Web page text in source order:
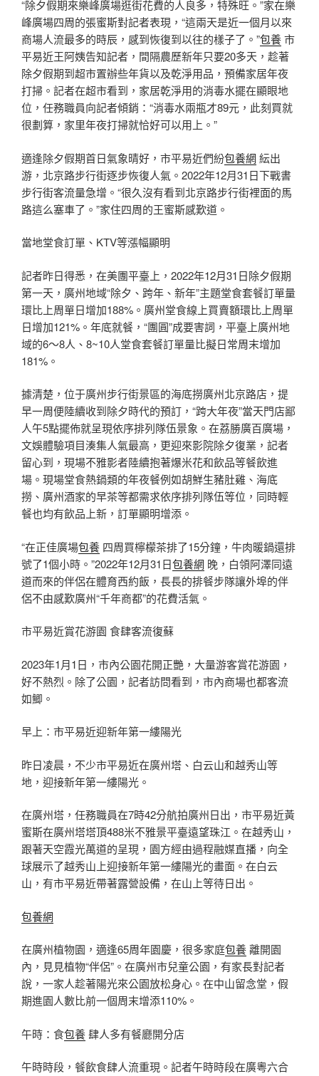
“除夕假期來樂峰廣場逛街花費的人良多，特殊旺。”家在樂
峰廣場四周的張蜜斯對記者表現，“這兩天是近一個月以來
商場人流最多的時辰，感到恢復到以往的樣子了。”包養市
平易近王阿姨告知記者，間隔農歷新年只要20多天，趁著
除夕假期到超市置辦些年貨以及乾淨用品，預備家居年夜
打掃。記者在超市看到，家居乾淨用的消毒水擺在顯眼地
位，任務職員向記者傾銷：“消毒水兩瓶才89元，此刻買就
很劃算，家里年夜打掃就恰好可以用上。”
適逢除夕假期首日氣象晴好，市平易近們紛包養網 紜出
游，北京路步行街逐步恢復人氣。2022年12月31日下戰書
步行街客流量急增。“很久沒有看到北京路步行街裡面的馬
路這么塞車了。”家住四周的王蜜斯感歎道。
當地堂食訂單、KTV等漲幅顯明
記者昨日得悉，在美團平臺上，2022年12月31日除夕假期
第一天，廣州地域“除夕、跨年、新年”主題堂食套餐訂單量
環比上周單日增加188%。廣州堂食線上買賣額環比上周單
日增加121%。年底就餐，“團圓”成要害詞，平臺上廣州地
域的6～8人、8~10人堂食套餐訂單量比擬日常周末增加
181%。
據清楚，位于廣州步行街景區的海底撈廣州北京路店，提
早一周便陸續收到除夕時代的預訂，“跨大年夜”當天門店鄙
人午5點擺佈就呈現依序排列隊伍景象。在荔勝廣百廣場，
文娛體驗項目湊集人氣最高，更迎來影院除夕復業，記者
留心到，現場不雅影者陸續抱著爆米花和飲品等餐飲進
場。現場堂食熱鍋類的年夜餐例如胡鮮生豬肚雞、海底
撈、廣州酒家的早茶等都需求依序排列隊伍等位，同時輕
餐也均有飲品上新，訂單顯明增添。
“在正佳廣場包養 四周買檸檬茶排了15分鐘，牛肉暖鍋還排
號了1個小時。”2022年12月31日包養網 晚，白領阿澤同遠
道而來的伴侶在體育西約飯，長長的排餐步隊讓外埠的伴
侶不由感歎廣州“千年商都”的花費活氣。
市平易近賞花游園 食肆客流復蘇
2023年1月1日，市內公園花開正艷，大量游客賞花游園，
好不熱烈。除了公園，記者訪問看到，市內商場也都客流
如鯽。
早上：市平易近迎新年第一縷陽光
昨日凌晨，不少市平易近在廣州塔、白云山和越秀山等
地，迎接新年第一縷陽光。
在廣州塔，任務職員在7時42分航拍廣州日出，市平易近黃
蜜斯在廣州塔塔頂488米不雅景平臺遠望珠江。在越秀山，
跟著天空霞光萬道的呈現，園方經由過程融媒直播，向全
球展示了越秀山上迎接新年第一縷陽光的畫面。在白云
山，有市平易近帶著露營設備，在山上等待日出。
包養網
在廣州植物園，適逢65周年園慶，很多家庭包養離開園
內，見見植物“伴侶”。在廣州市兒童公園，有家長對記者
說，一家人趁著陽光來公園放松身心。在中山留念堂，假
期進園人數比前一個周末增添110%。
午時：食包養肆人多有餐廳開分店
午時時段，餐飲食肆人流重現。記者午時時段在廣粵六合